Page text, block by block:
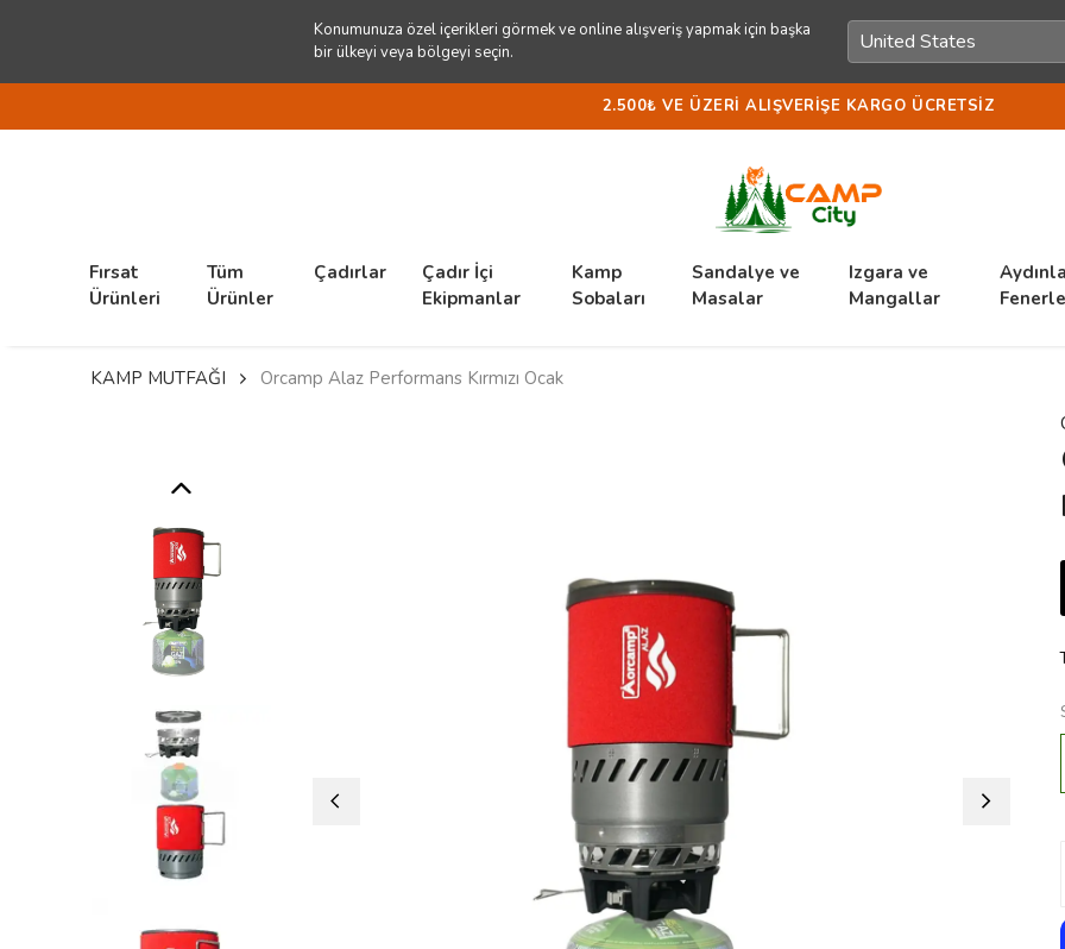
Konumunuza özel içerikleri görmek ve online alışveriş yapmak için başka
bir ülkeyi veya bölgeyi seçin.
2.500₺ VE ÜZERI ALIŞVERIŞE KARGO ÜCRETSIZ
Fırsat
Ürünleri
Tüm
Ürünler
Çadırlar
Çadır İçi
Ekipmanlar
Kamp
Sobaları
Sandalye ve
Masalar
Izgara ve
Mangallar
KAMP MUTFAĞI
Orcamp Alaz Performans Kırmızı Ocak